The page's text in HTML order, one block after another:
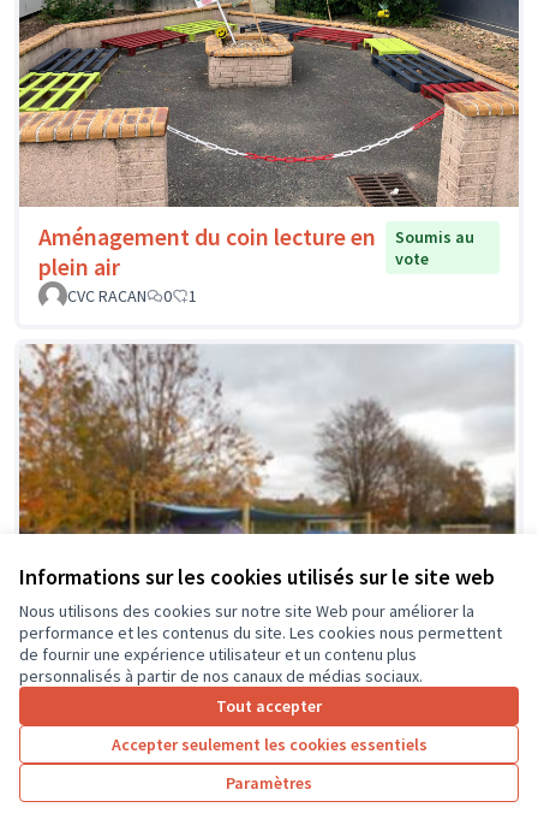
Informations sur les cookies utilisés sur le site web
Nous utilisons des cookies sur notre site Web pour améliorer la
performance et les contenus du site. Les cookies nous permettent
de fournir une expérience utilisateur et un contenu plus
personnalisés à partir de nos canaux de médias sociaux.
Tout accepter
Accepter seulement les cookies essentiels
Paramètres
Aménagement du coin lecture en
plein air
Soumis au
vote
CVC RACAN
0 1
La classe en dehors des murs
Soumis au vote
0